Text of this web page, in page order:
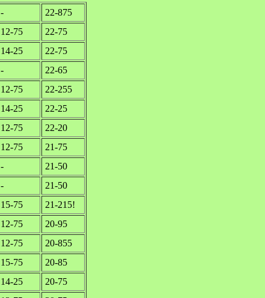
-
22-875
12-75
22-75
14-25
22-75
-
22-65
12-75
22-255
14-25
22-25
12-75
22-20
12-75
21-75
-
21-50
-
21-50
15-75
21-215!
12-75
20-95
12-75
20-855
15-75
20-85
14-25
20-75